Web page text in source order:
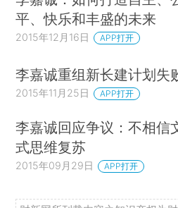
平、快乐和丰盛的未来
2015年12月16日 APP打开
李嘉诚重组新长建计划失
2015年11月25日 APP打开
李嘉诚回应争议：不相信
式思维复苏
2015年09月29日 APP打开